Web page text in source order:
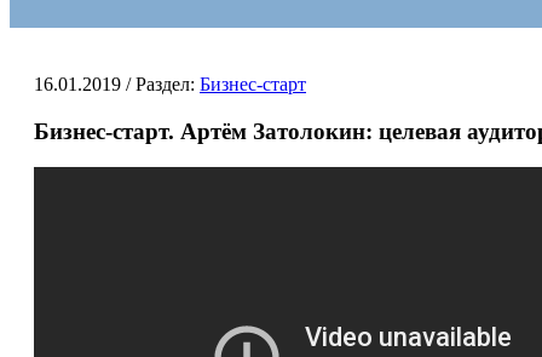
16.01.2019 / Раздел: Бизнес-старт
Бизнес-старт. Артём Затолокин: целевая